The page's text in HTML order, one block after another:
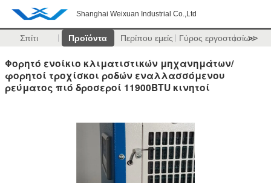
Shanghai Weixuan Industrial Co.,Ltd
Σπίτι Προϊόντα Περίπου εμείς Γύρος εργοστασίων
>>
Φορητό ενοίκιο κλιματιστικών μηχανημάτων/
φορητοί τροχίσκοι ροδών εναλλασσόμενου
ρεύματος πιό δροσεροί 11900BTU κινητοί